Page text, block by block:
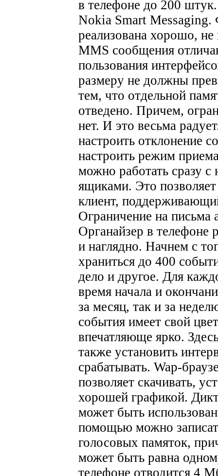
в телефоне до 200
Nokia Smart
реализована хорошо,
MMS сообщения
пользования
размеру не должны
тем, что отдельной
отведено. Причем,
нет. И это весьма
настроить отклонение
настроить режим
можно работать сразу
ящиками. Это
клиент,
Ограничение на
Органайзер в телефоне
и наглядно. Начнем с
храниться до 400
дело и другое. Для
время начала и
за месяц, так и за
события имеет свой
впечатляюще ярко.
также установить
срабатывать. Wap-
позволяет скачивать,
хорошей графикой.
может быть
помощью можно
голосовых памяток,
может быть равна
телефоне отводится 4